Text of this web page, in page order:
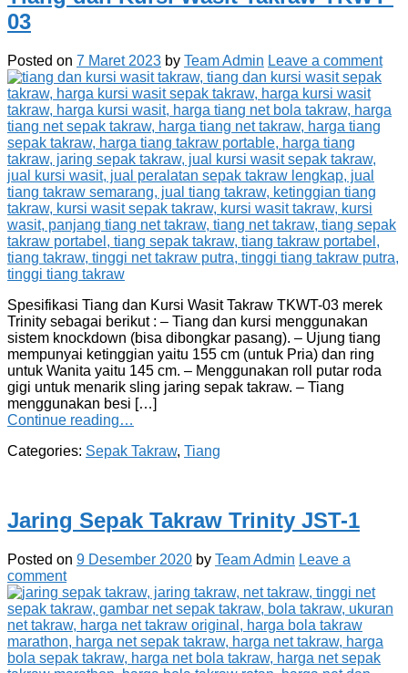
03
Posted on 7 Maret 2023 by Team Admin Leave a comment
Spesifikasi Tiang dan Kursi Wasit Takraw TKWT-03 merek
Trinity sebagai berikut : – Tiang dan kursi menggunakan
sistem knockdown (bisa dibongkar pasang). – Ujung tiang
mempunyai ketinggian yaitu 155 cm (untuk Pria) dan ring
untuk Wanita yaitu 145 cm. – Menggunakan roll putar roda
gigi untuk menarik sling jaring sepak takraw. – Tiang
menggunakan besi […]
Continue reading…
Categories: Sepak Takraw, Tiang
Jaring Sepak Takraw Trinity JST-1
Posted on 9 Desember 2020 by Team Admin Leave a
comment